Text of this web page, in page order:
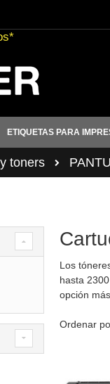
ETIQUETAS PARA
toners
Los
hasta
opción
Ordenar